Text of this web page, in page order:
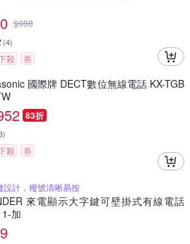
$988
(4)
殺 券
國際牌 DECT數位無線電話 KX-TGB
83折
)
殺 券
設計，撥號清晰易按
來電顯示大字鍵可壁掛式有線電話
加